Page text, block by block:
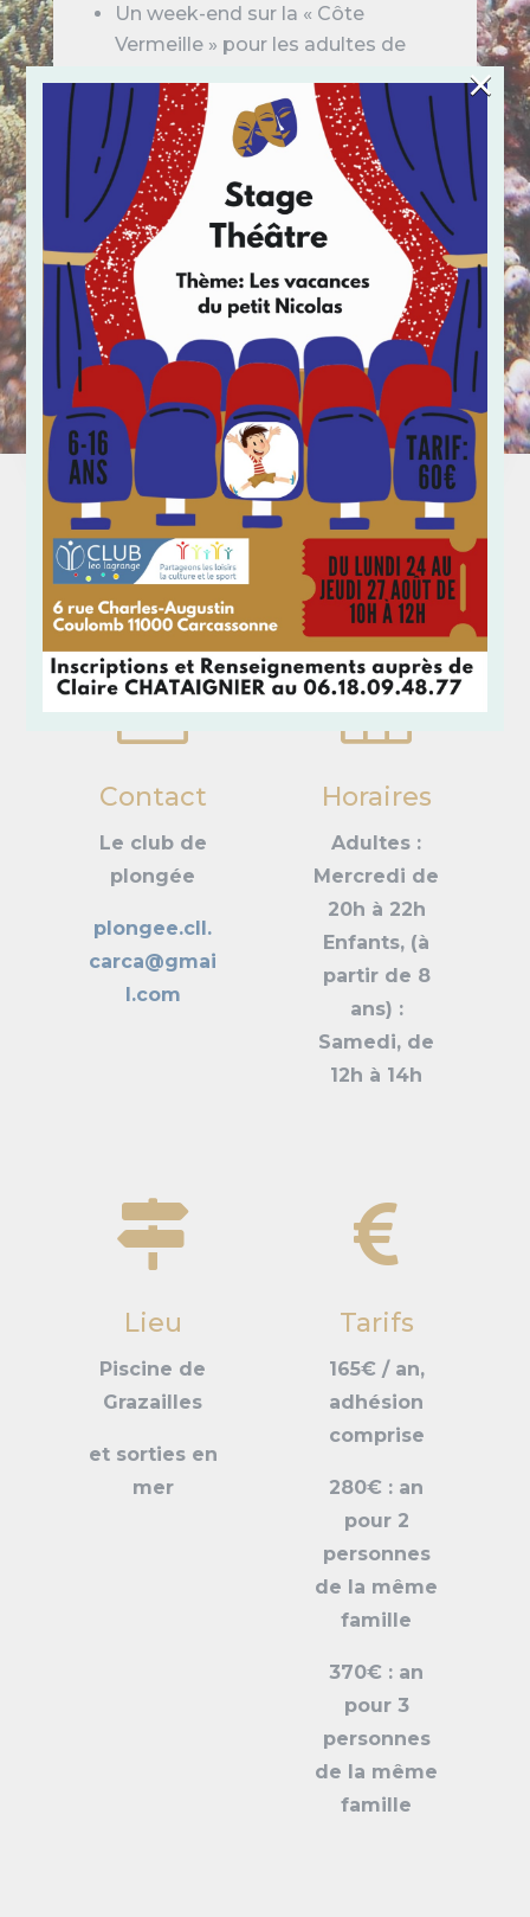
Un week-end sur la « Côte
Vermeille » pour les adultes de
accompagnés (4 à 6 plongées
pour les passages de N1)
Nous acceptons les Chèques-
Vacances et les Coupons-Sport :
k
Contact
Le club de
plongée
plongee.cll.
carca@gmai
l.com

Horaires
Adultes :
Mercredi de
20h à 22h
Enfants, (à
partir de 8
ans) :
Samedi, de
12h à 14h

Lieu
Piscine de
Grazailles
et sorties en
mer

Tarifs
165€ / an,
adhésion
comprise
280€ : an
pour 2
personnes
de la même
famille
370€ : an
pour 3
personnes
de la même
famille
×